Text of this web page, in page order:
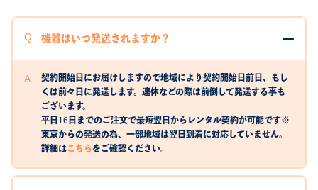
機器はいつ発送されますか？
契約開始日にお届けしますので地域により契約開始日前日、もし
くは前々日に発送します。連休などの際は前倒して発送する事も
ございます。
平日16日までのご注文で最短翌日からレンタル契約が可能です※
東京からの発送の為、一部地域は翌日到着に対応していません。
詳細はこちらをご確認ください。